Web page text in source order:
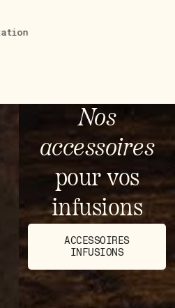
Nos
accessoires
pour vos
infusions
ACCESSOIRES
INFUSIONS